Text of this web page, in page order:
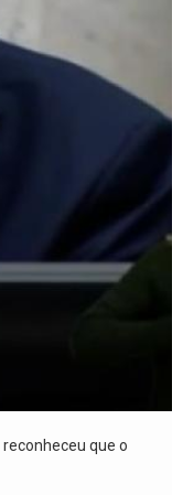
reconheceu que o